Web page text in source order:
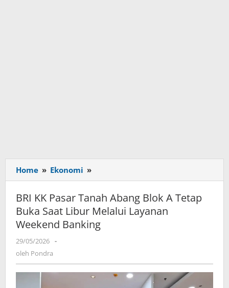
Home » Ekonomi »
KK
Pasar
Tanah
Abang
Blok
Saat
BRI KK Pasar Tanah Abang Blok A Tetap
Buka Saat Libur Melalui Layanan
Weekend Banking
29/05/2026 oleh
-
oleh Pondra